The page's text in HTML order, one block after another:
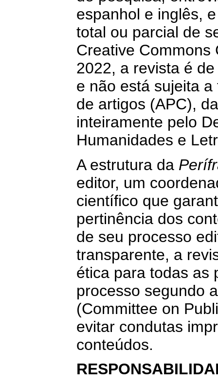
espanhol e inglês,
total ou parcial de
Creative Commons
2022, a revista é
e não está sujeita
de artigos (APC),
inteiramente pelo
Humanidades e
A estrutura da
editor, um
científico que
pertinência dos
de seu processo
transparente, a
ética para todas as
processo segundo
(Committee on
evitar condutas
conteúdos.